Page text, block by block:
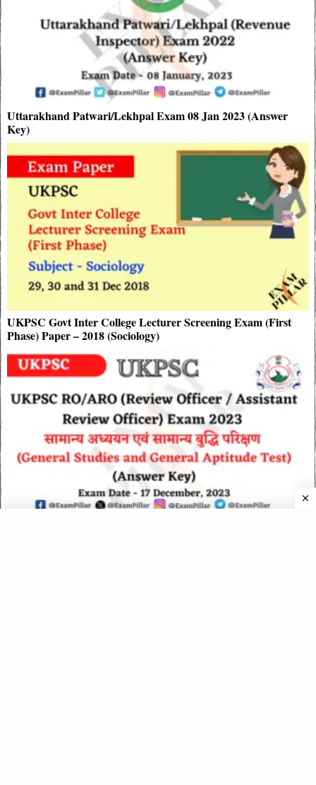
Uttarakhand Patwari/Lekhpal Exam 08 Jan 2023 (Answer
Key)
UKPSC Govt Inter College Lecturer Screening Exam (First
Phase) Paper – 2018 (Sociology)